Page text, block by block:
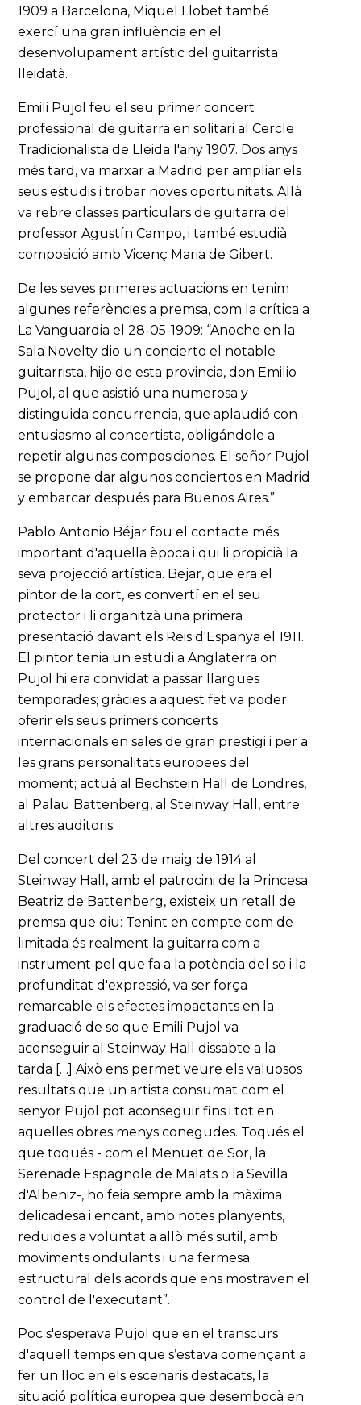
1909 a Barcelona, Miquel Llobet també
exercí una gran influència en el
desenvolupament artístic del guitarrista
lleidatà.
Emili Pujol feu el seu primer concert
professional de guitarra en solitari al Cercle
Tradicionalista de Lleida l'any 1907. Dos anys
més tard, va marxar a Madrid per ampliar els
seus estudis i trobar noves oportunitats. Allà
va rebre classes particulars de guitarra del
professor Agustín Campo, i també estudià
composició amb Vicenç Maria de Gibert.
De les seves primeres actuacions en tenim
algunes referències a premsa, com la crítica a
La Vanguardia el 28-05-1909: “Anoche en la
Sala Novelty dio un concierto el notable
guitarrista, hijo de esta provincia, don Emilio
Pujol, al que asistió una numerosa y
distinguida concurrencia, que aplaudió con
entusiasmo al concertista, obligándole a
repetir algunas composiciones. El señor Pujol
se propone dar algunos conciertos en Madrid
y embarcar después para Buenos Aires.”
Pablo Antonio Béjar fou el contacte més
important d'aquella època i qui li propicià la
seva projecció artística. Bejar, que era el
pintor de la cort, es convertí en el seu
protector i li organitzà una primera
presentació davant els Reis d'Espanya el 1911.
El pintor tenia un estudi a Anglaterra on
Pujol hi era convidat a passar llargues
temporades; gràcies a aquest fet va poder
oferir els seus primers concerts
internacionals en sales de gran prestigi i per a
les grans personalitats europees del
moment; actuà al Bechstein Hall de Londres,
al Palau Battenberg, al Steinway Hall, entre
altres auditoris.
Del concert del 23 de maig de 1914 al
Steinway Hall, amb el patrocini de la Princesa
Beatriz de Battenberg, existeix un retall de
premsa que diu: Tenint en compte com de
limitada és realment la guitarra com a
instrument pel que fa a la potència del so i la
profunditat d'expressió, va ser força
remarcable els efectes impactants en la
graduació de so que Emili Pujol va
aconseguir al Steinway Hall dissabte a la
tarda […] Això ens permet veure els valuosos
resultats que un artista consumat com el
senyor Pujol pot aconseguir fins i tot en
aquelles obres menys conegudes. Toqués el
que toqués - com el Menuet de Sor, la
Serenade Espagnole de Malats o la Sevilla
d'Albeniz-, ho feia sempre amb la màxima
delicadesa i encant, amb notes planyents,
reduïdes a voluntat a allò més sutil, amb
moviments ondulants i una fermesa
estructural dels acords que ens mostraven el
control de l'executant”.
Poc s'esperava Pujol que en el transcurs
d'aquell temps en que s’estava començant a
fer un lloc en els escenaris destacats, la
situació política europea que desembocà en